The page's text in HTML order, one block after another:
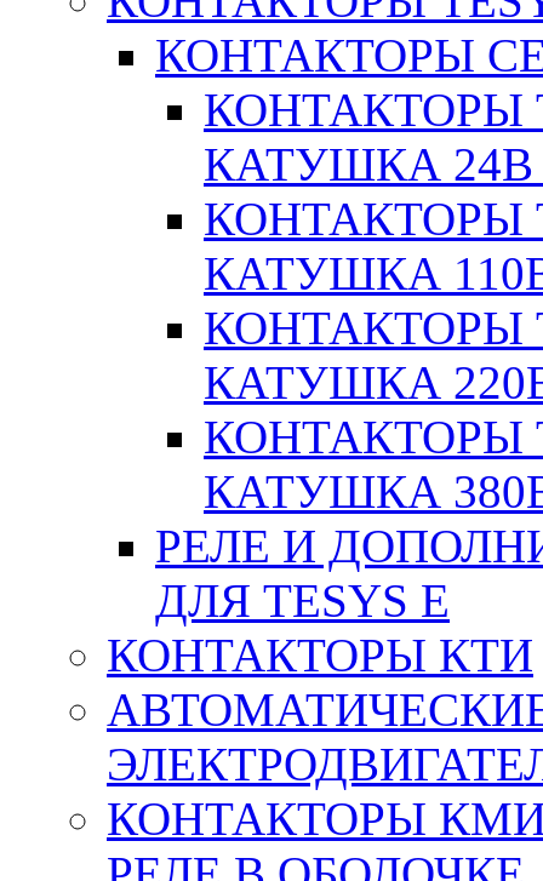
КОНТАКТОРЫ
КОНТАКТОРЫ
КАТУШКА 24В
КОНТАКТОРЫ
КАТУШКА
КОНТАКТОРЫ
КАТУШКА
КОНТАКТОРЫ
КАТУШКА
РЕЛЕ И
ДЛЯ TESYS E
КОНТАКТОРЫ КТИ
КОНТАКТОРЫ